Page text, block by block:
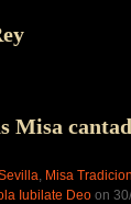
Misa
, Misa
Iubilate Deo on